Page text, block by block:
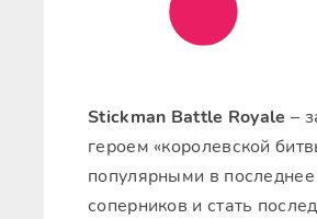
Stickman Battle Royale –
героем «королевской
популярными в
соперников и стать